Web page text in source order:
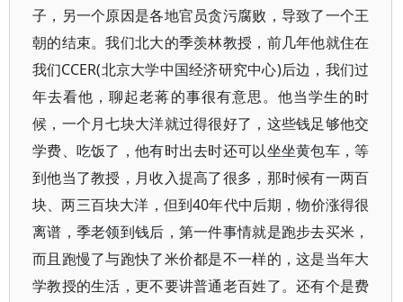
子，另一个原因是各地官员贪污腐败，导致了一个王
朝的结束。我们北大的季羡林教授，前几年他就住在
我们CCER(北京大学中国经济研究中心)后边，我们过
年去看他，聊起老蒋的事很有意思。他当学生的时
候，一个月七块大洋就过得很好了，这些钱足够他交
学费、吃饭了，他有时出去时还可以坐坐黄包车，等
到他当了教授，月收入提高了很多，那时候有一两百
块、两三百块大洋，但到40年代中后期，物价涨得很
离谱，季老领到钱后，第一件事情就是跑步去买米，
而且跑慢了与跑快了米价都是不一样的，这是当年大
学教授的生活，更不要讲普通老百姓了。还有个是费